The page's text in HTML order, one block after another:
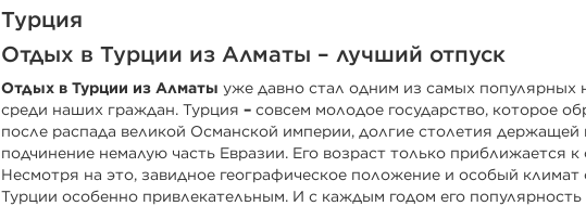
Турция
Отдых в Турции из Алматы – лучший отпуск
Отдых в Турции из Алматы уже давно стал одним из самых популярных
среди наших граждан. Турция – совсем молодое государство, которое
после распада великой Османской империи, долгие столетия держащей
подчинение немалую часть Евразии. Его возраст только приближается к
Несмотря на это, завидное географическое положение и особый климат
Турции особенно привлекательным. И с каждым годом его популярность